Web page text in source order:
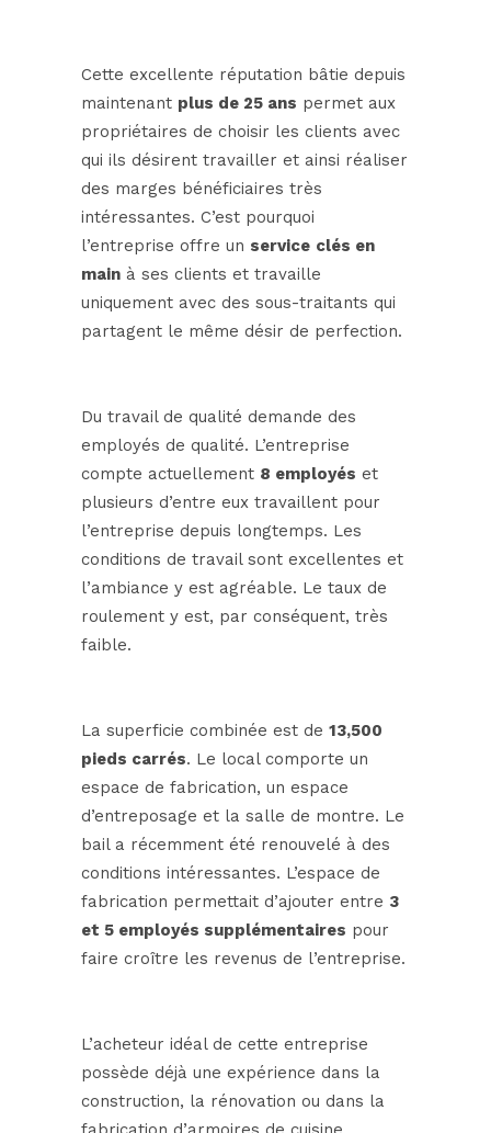
Cette excellente réputation bâtie depuis
maintenant plus de 25 ans permet aux
propriétaires de choisir les clients avec
qui ils désirent travailler et ainsi réaliser
des marges bénéficiaires très
intéressantes. C’est pourquoi
l’entreprise offre un service clés en
main à ses clients et travaille
uniquement avec des sous-traitants qui
partagent le même désir de perfection.
Du travail de qualité demande des
employés de qualité. L’entreprise
compte actuellement 8 employés et
plusieurs d’entre eux travaillent pour
l’entreprise depuis longtemps. Les
conditions de travail sont excellentes et
l’ambiance y est agréable. Le taux de
roulement y est, par conséquent, très
faible.
La superficie combinée est de 13,500
pieds carrés. Le local comporte un
espace de fabrication, un espace
d’entreposage et la salle de montre. Le
bail a récemment été renouvelé à des
conditions intéressantes. L’espace de
fabrication permettait d’ajouter entre 3
et 5 employés supplémentaires pour
faire croître les revenus de l’entreprise.
L’acheteur idéal de cette entreprise
possède déjà une expérience dans la
construction, la rénovation ou dans la